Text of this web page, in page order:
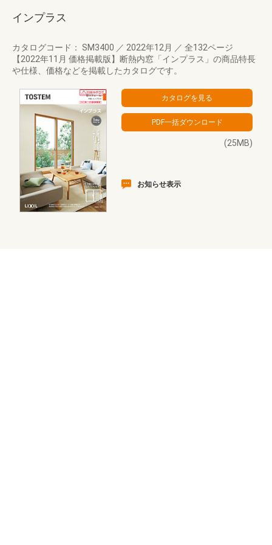
インプラス
カタログコード： SM3400 ／ 2022年12月 ／ 全132ページ
【2022年11月 価格掲載版】断熱内窓「インプラス」の商品特長
や仕様、価格などを掲載したカタログです。
(25MB)
お知らせ表示